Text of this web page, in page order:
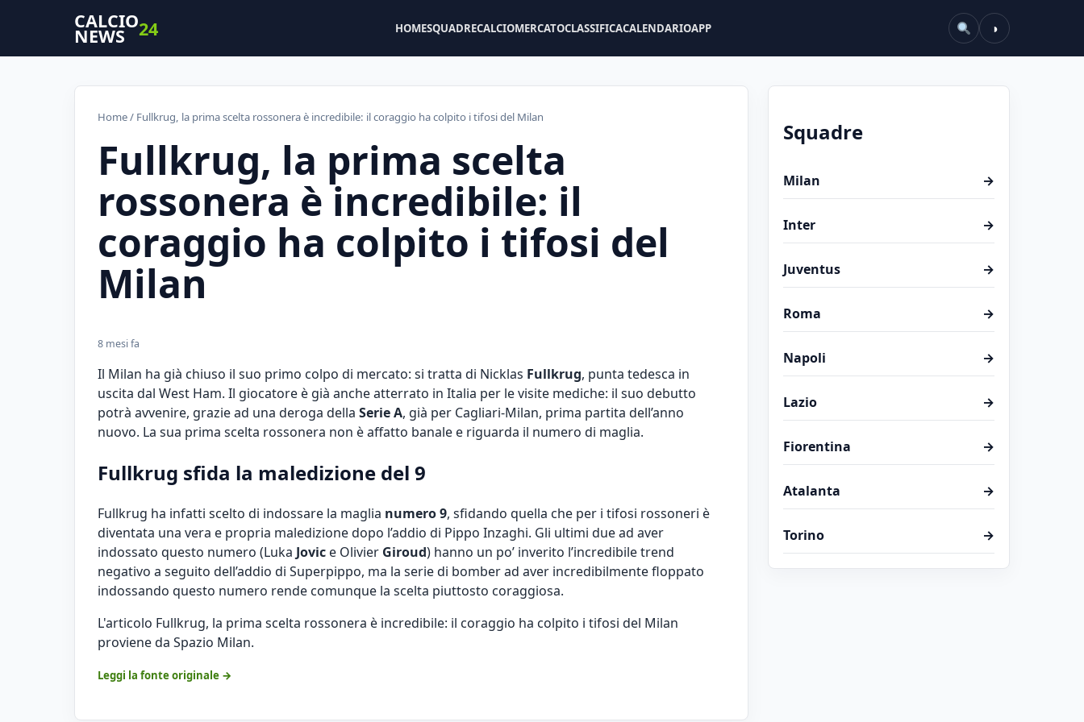
CALCIO
NEWS 24 HOMESQUADRECALCIOMERCATOCLASSIFICACALENDARIOAPP ◑
Home/ Fullkrug, la prima scelta rossonera è incredibile: il coraggio ha colpito i tifosi del Milan
Fullkrug, la prima scelta
rossonera è incredibile: il
coraggio ha colpito i tifosi del
Milan
8 mesi fa
Il Milan ha già chiuso il suo primo colpo di mercato: si tratta di Nicklas Fullkrug, punta tedesca in
uscita dal West Ham. Il giocatore è già ancheatterrato in Italia per le visite mediche: il suo debutto
potrà avvenire, grazie ad una deroga della Serie A, già per Cagliari-Milan, prima partita dell’anno
nuovo. La sua prima scelta rossonera non è affatto banale e riguarda il numero di maglia.
Fullkrug sfida la maledizione del 9
Fullkrug ha infatti scelto di indossare la maglia numero 9, sfidando quella che per i tifosi rossoneri è
diventata una vera e propria maledizione dopo l’addio di Pippo Inzaghi. Gli ultimi due ad aver
indossato questo numero (Luka Jovic e Olivier Giroud) hanno un po’ inverito l’incredibile trend
negativo a seguito dell’addio di Superpippo, ma la serie di bomber ad aver incredibilmente floppato
indossando questo numero rende comunque la scelta piuttosto coraggiosa.
L'articolo Fullkrug, la prima scelta rossonera è incredibile: il coraggio ha colpito i tifosi del Milan
proviene da Spazio Milan.
Leggi la fonte originale →
Squadre
Milan →
Inter →
Juventus →
Roma →
Napoli →
Lazio →
Fiorentina →
Atalanta →
Torino →